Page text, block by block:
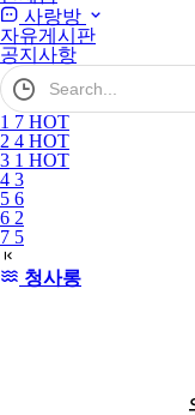
사랑방
자유게시판
공지사항
검
색
어
필
수
1 7 HOT
2 4 HOT
3 1 HOT
4 3
5 6
6 2
7 5
청사롱